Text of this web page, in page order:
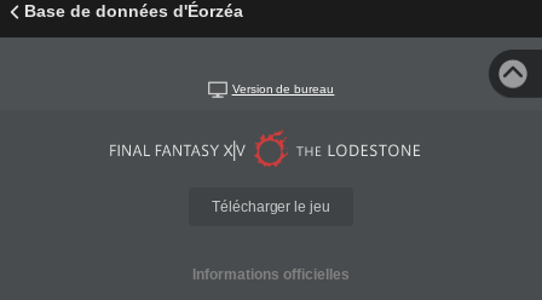
Base de données d'Éorzéa
Version de bureau
Télécharger le jeu
Informations officielles